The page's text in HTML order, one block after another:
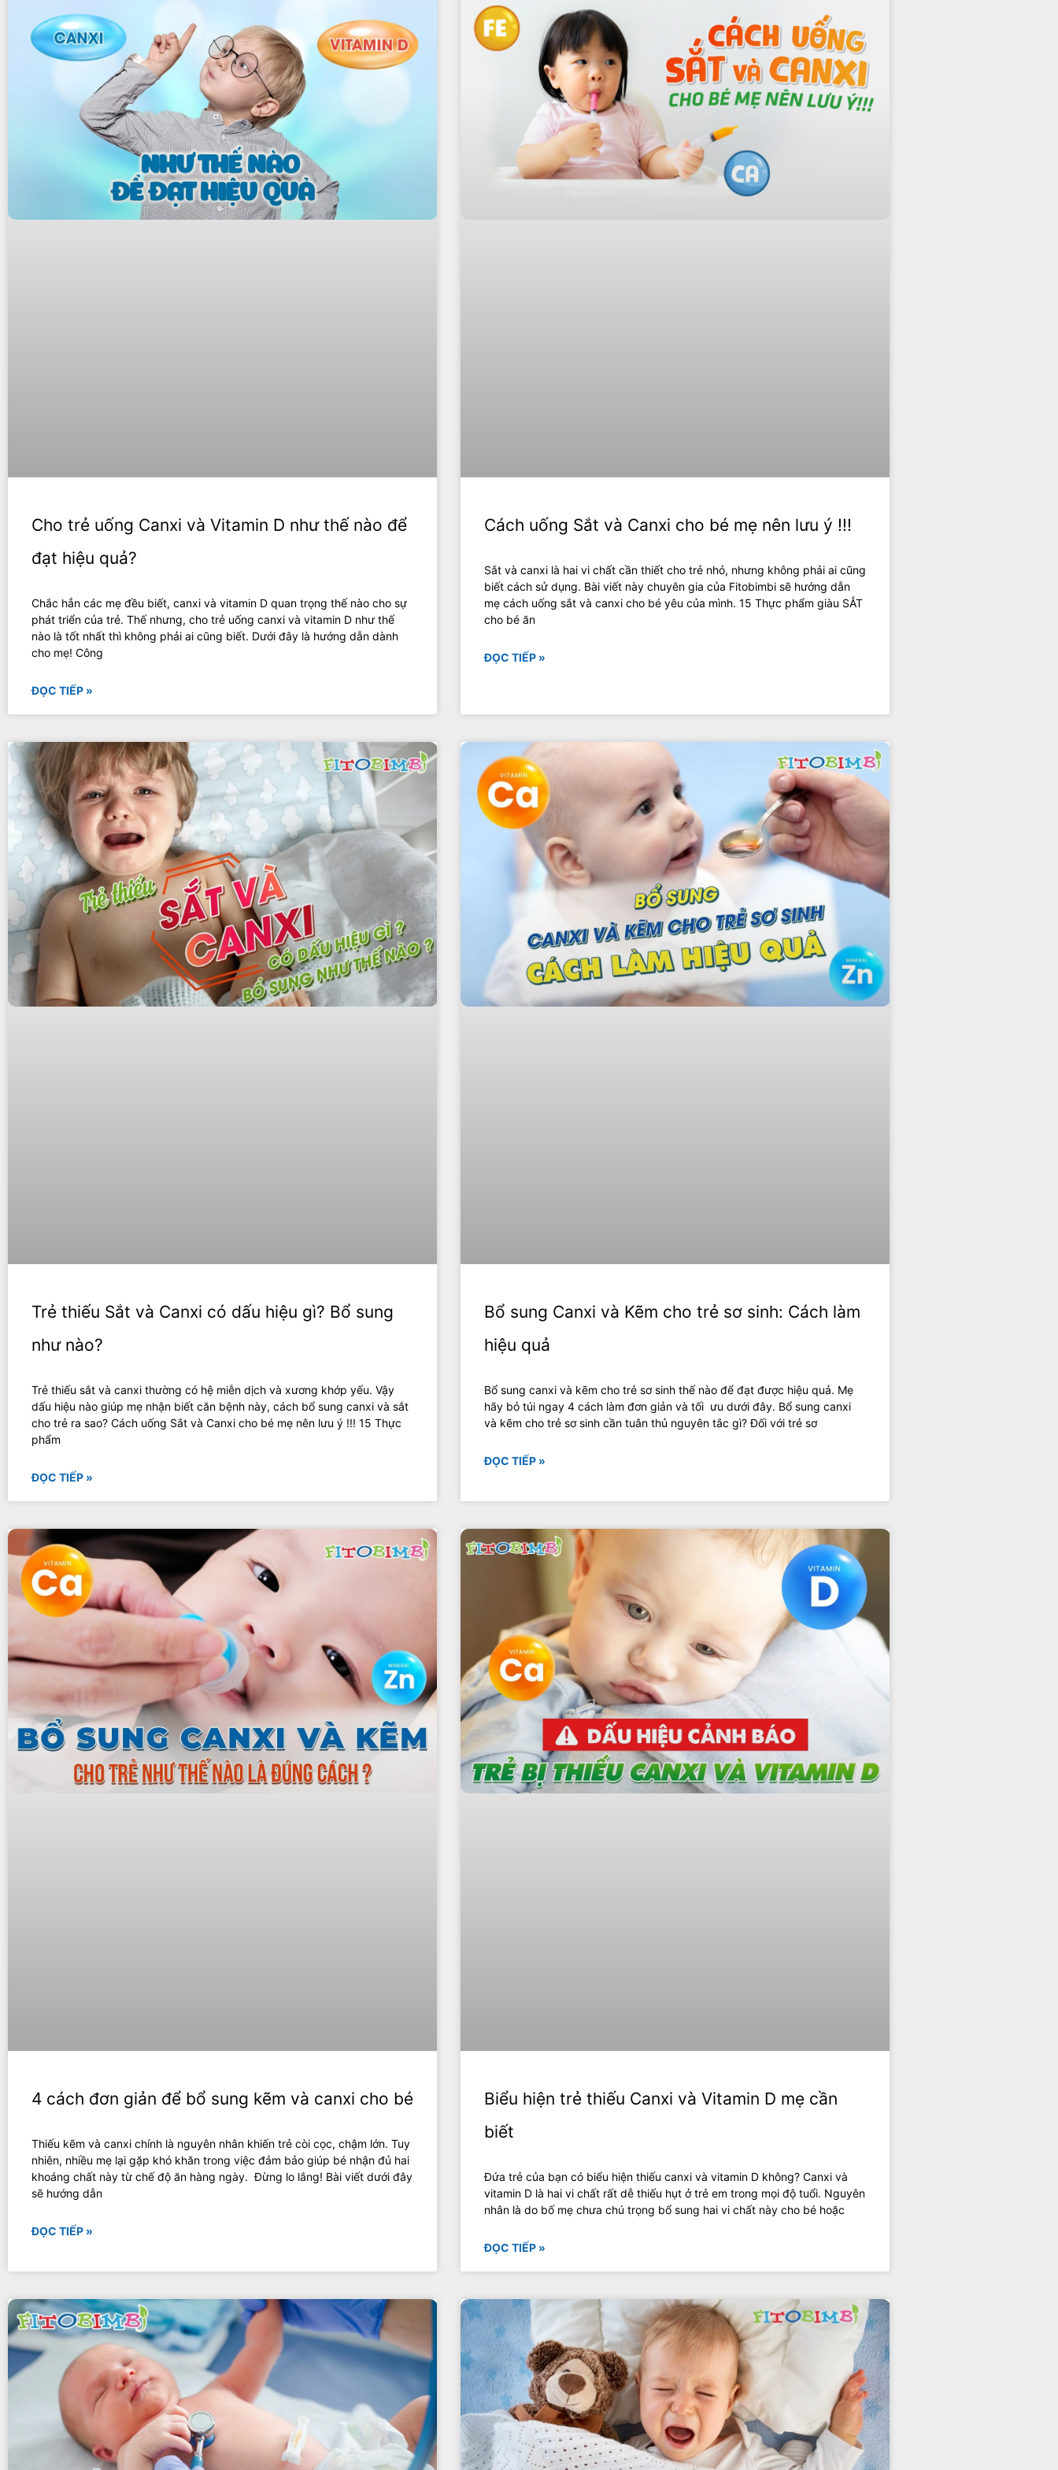
Cho trẻ uống Canxi và Vitamin D như thế nào để
đạt hiệu quả?
Chắc hẳn các mẹ đều biết, canxi và vitamin D quan trọng thế nào cho sự
phát triển của trẻ. Thế nhưng, cho trẻ uống canxi và vitamin D như thế
nào là tốt nhất thì không phải ai cũng biết. Dưới đây là hướng dẫn dành
cho mẹ! Công
ĐỌC TIẾP »
Cách uống Sắt và Canxi cho bé mẹ nên lưu ý !!!
Sắt và canxi là hai vi chất cần thiết cho trẻ nhỏ, nhưng không phải ai cũng
biết cách sử dụng. Bài viết này chuyên gia của Fitobimbi sẽ hướng dẫn
mẹ cách uống sắt và canxi cho bé yêu của mình. 15 Thực phẩm giàu SẮT
cho bé ăn
ĐỌC TIẾP »
Trẻ thiếu Sắt và Canxi có dấu hiệu gì? Bổ sung
như nào?
Trẻ thiếu sắt và canxi thường có hệ miễn dịch và xương khớp yếu. Vậy
dấu hiệu nào giúp mẹ nhận biết căn bệnh này, cách bổ sung canxi và sắt
cho trẻ ra sao? Cách uống Sắt và Canxi cho bé mẹ nên lưu ý !!! 15 Thực
phẩm
ĐỌC TIẾP »
Bổ sung Canxi và Kẽm cho trẻ sơ sinh: Cách làm
hiệu quả
Bổ sung canxi và kẽm cho trẻ sơ sinh thế nào để đạt được hiệu quả. Mẹ
hãy bỏ túi ngay 4 cách làm đơn giản và tối ưu dưới đây. Bổ sung canxi
và kẽm cho trẻ sơ sinh cần tuân thủ nguyên tắc gì? Đối với trẻ sơ
ĐỌC TIẾP »
4 cách đơn giản để bổ sung kẽm và canxi cho bé
Thiếu kẽm và canxi chính là nguyên nhân khiến trẻ còi cọc, chậm lớn. Tuy
nhiên, nhiều mẹ lại gặp khó khăn trong việc đảm bảo giúp bé nhận đủ hai
khoáng chất này từ chế độ ăn hàng ngày. Đừng lo lắng! Bài viết dưới đây
sẽ hướng dẫn
ĐỌC TIẾP »
Biểu hiện trẻ thiếu Canxi và Vitamin D mẹ cần
biết
Đứa trẻ của bạn có biểu hiện thiếu canxi và vitamin D không? Canxi và
vitamin D là hai vi chất rất dễ thiếu hụt ở trẻ em trong mọi độ tuổi. Nguyên
nhân là do bố mẹ chưa chú trọng bổ sung hai vi chất này cho bé hoặc
ĐỌC TIẾP »